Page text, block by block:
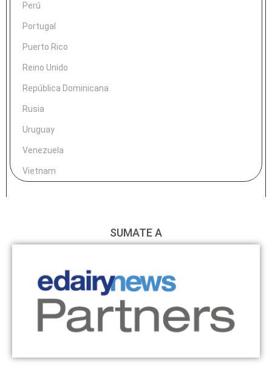
Perú
Portugal
Puerto Rico
Reino Unido
República Dominicana
Rusia
Uruguay
Venezuela
Vietnam
SUMATE A